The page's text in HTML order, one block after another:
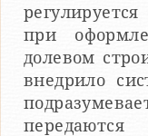
при
долевом
внедрило